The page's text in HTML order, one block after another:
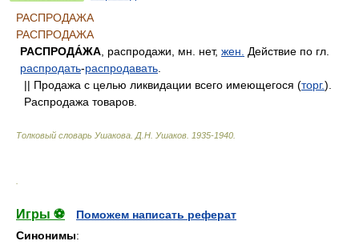
РАСПРОДАЖА
РАСПРОДАЖА
РАСПРОДА́ЖА , распродажи, мн. нет, жен.
Действие по гл.
распродать-распродавать
|| Продажа с целью ликвидации всего имеющегося (торг.).
Распродажа товаров.
Толковый словарь Ушакова Д.Н. Ушаков. 1935-1940
Игры ⚽
Поможем написать реферат
Синонимы: